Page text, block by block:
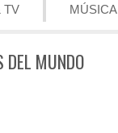
TV MÚSICA
DEL MUNDO